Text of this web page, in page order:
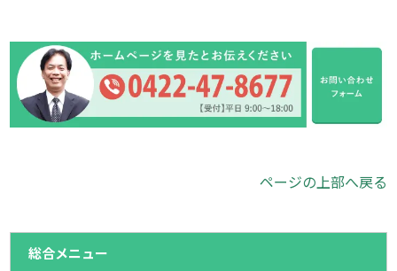
ページの上部へ戻る
総合メニュー